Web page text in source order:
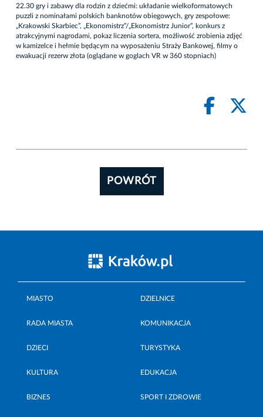
22.30 gry i zabawy dla rodzin z dziećmi: układanie wielkoformatowych
puzzli z nominałami polskich banknotów obiegowych, gry zespołowe:
„Krakowski Skarbiec”, „Ekonomistrz”/„Ekonomistrz Junior”, konkurs z
atrakcyjnymi nagrodami, pokaz liczenia sortera, możliwość zrobienia zdjęć
w kamizelce i hełmie będącym na wyposażeniu Straży Bankowej, filmy o
ewakuacji rezerw złota (oglądane w goglach VR w 360 stopniach)
POWRÓT
MIASTO DZIELNICE
RADA MIASTA KOMUNIKACJA
DZIECI TURYSTYKA
KULTURA EDUKACJA
BIZNES SPORT I ZDROWIE